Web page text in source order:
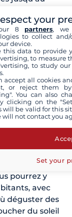
, le stupa
comme
et un
le soleil et est
du pays. À
ses milliers
de
en fin de
profiter de la
pourrez y
avec
déguster des
du soleil
your
8 partners, we
to collect
device.
this data to provide
to measure
to study
accept all cookies
or reject them
You can also
clicking on the
will be valid for this
will not contact you
Set your